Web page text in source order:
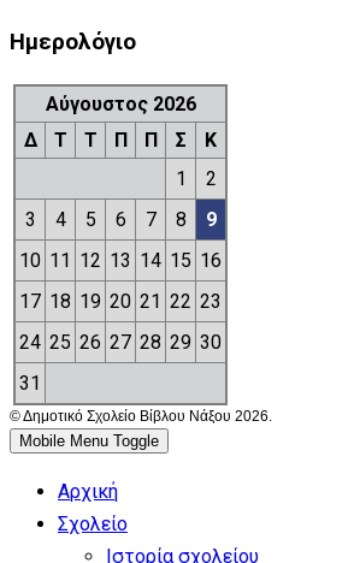
Ημερολόγιο
Αύγουστος 2026
Δ
Τ Τ Π Π Σ
Κ
1
2
3
4 5 6 7 8
9
10 11 12 13 14 15 16
17 18 19 20 21 22 23
24 25 26 27 28 29 30
31
© Δημοτικό Σχολείο Βίβλου Νάξου 2026.
Mobile Menu Toggle
Αρχική
Σχολείο
Ιστορία σχολείου